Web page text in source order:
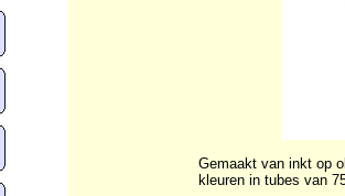
Gemaakt van inkt op
kleuren in tubes van